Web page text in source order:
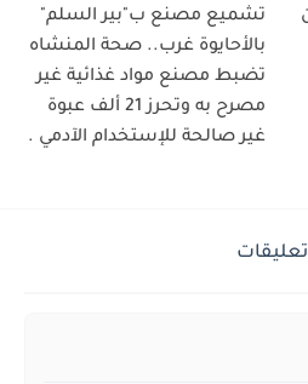
تشميع مصنع ب"بير السلم"
بالأحايوة غرب.. صحة المنشاه
تضبط مصنع مواد غذائية غير
مصرح به وتحرز 21 ألف عبوة
غير صالحة للإستخدام الآدمي .
تعليقات